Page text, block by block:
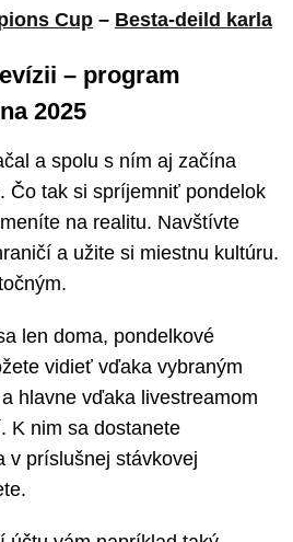
Cup – Besta-deild karla
– program
2025
a spolu s ním aj začína
Čo tak si spríjemniť pondelok
na realitu. Navštívte
a užite si miestnu kultúru.
len doma, pondelkové
vidieť vďaka vybraným
hlavne vďaka livestreamom
K nim sa dostanete
v príslušnej stávkovej